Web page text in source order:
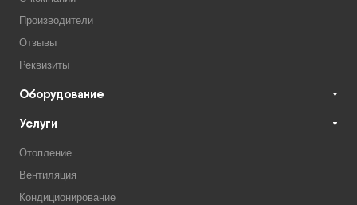
Производители
Отзывы
Реквизиты
Оборудование
Услуги
Отопление
Вентиляция
Кондиционирование